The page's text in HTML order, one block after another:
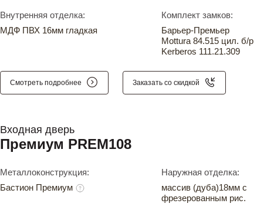
Внутренняя отделка:
МДФ ПВХ 16мм гладкая
Комплект замков:
Барьер-Премьер
Mottura 84.515 цил. б/р
Kerberos 111.21.309
Смотреть подробнее Заказать со скидкой
Входная дверь
Премиум PREM108
Металлоконструкция:
Бастион Премиум
Наружная отделка:
массив (дуба)18мм с
фрезерованным рис.